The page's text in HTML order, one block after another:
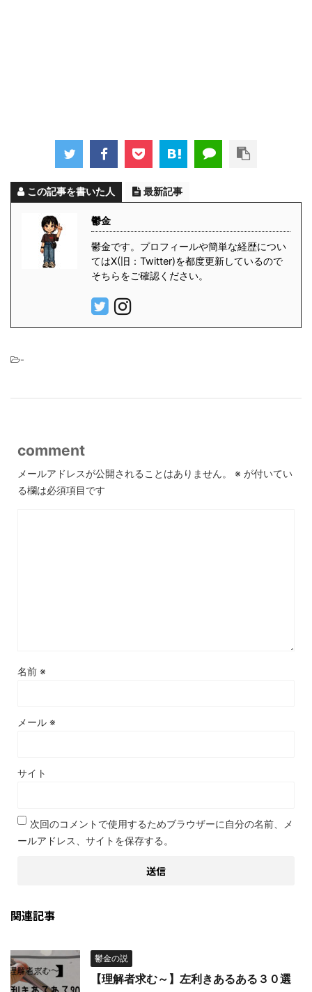
この記事を書いた人 最新記事
鬱金
鬱金です。プロフィールや簡単な経歴につい
てはX(旧：Twitter)を都度更新しているので
そちらをご確認ください。
-
comment
メールアドレスが公開されることはありません。 ※ が付いてい
る欄は必須項目です
名前 ※
メール ※
サイト
次回のコメントで使用するためブラウザーに自分の名前、メ
ールアドレス、サイトを保存する。
関連記事
鬱金の説
【理解者求む～】左利きあるある３０選